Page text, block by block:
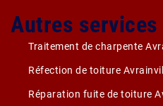
Autres services
Traitement de charpente
Réfection de toiture
Réparation fuite de toiture